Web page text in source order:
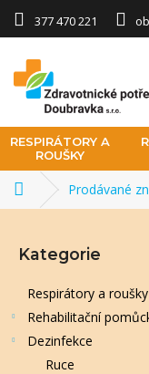
Přejít na obsah
377 470 221
RESPIRÁTORY A
ROUŠKY
Domů Prodávané
Přeskočit kategorie
Kategorie
Respirátory a roušky
Rehabilitační
Dezinfekce
Ruce